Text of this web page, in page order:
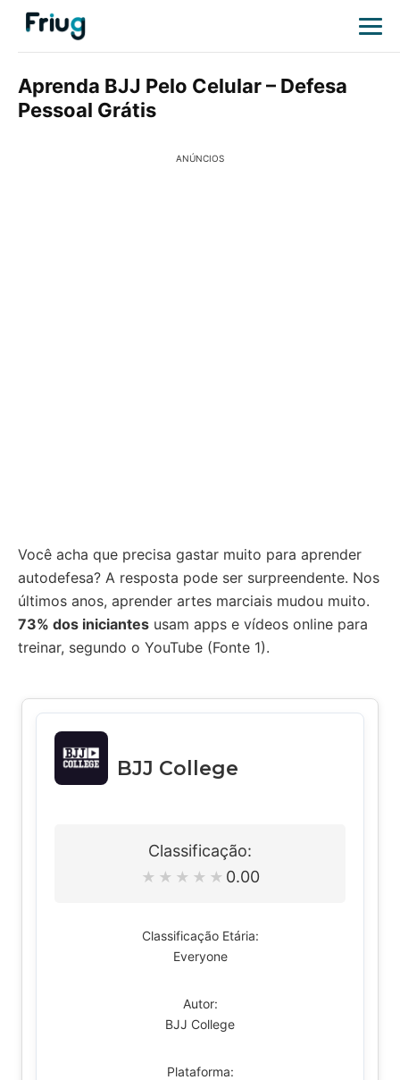
Aprenda BJJ Pelo Celular – Defesa
Pessoal Grátis
ANÚNCIOS
Você acha que precisa gastar muito para aprender
autodefesa? A resposta pode ser surpreendente. Nos
últimos anos, aprender artes marciais mudou muito.
73% dos iniciantes usam apps e vídeos online para
treinar, segundo o YouTube (Fonte 1).
BJJ College
Classificação:
★ ★ ★ ★ ★ 0.00
Classificação Etária:
Everyone
Autor:
BJJ College
Plataforma: